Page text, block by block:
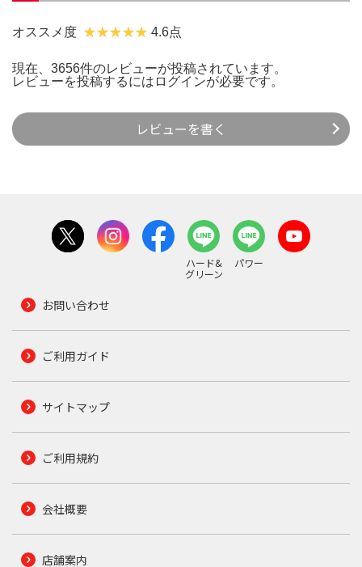
オススメ度 4.6点
現在、3656件のレビューが投稿されています。
レビューを投稿するには ログインが必要です。
レビューを書く
ハード&
グリーン
パワー
お問い合わせ
ご利用ガイド
サイトマップ
ご利用規約
会社概要
店舗案内